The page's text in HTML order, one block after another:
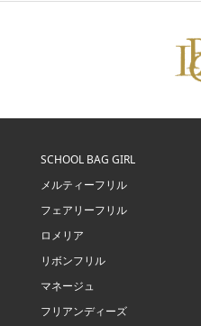
SCHOOL BAG GIRL
メルティーフリル
フェアリーフリル
ロメリア
リボンフリル
マネージュ
フリアンディーズ